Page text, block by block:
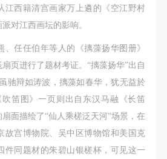
江西籍清宫画家万上遴的《空江野村
对江西画坛的影响。
任任伯年等人的《摛藻扬华图册》
页进行了题材考证。“摛藻扬华”出自
驰辩如涛波，摛藻如春华，犹无益於
笛图》一页则出自东汉马融《长笛
面描绘了“仙人乘槎泛天河”场景，在
故宫博物院、吴中区博物馆和美国克
件同题材的朱碧山银槎杯，可见这一